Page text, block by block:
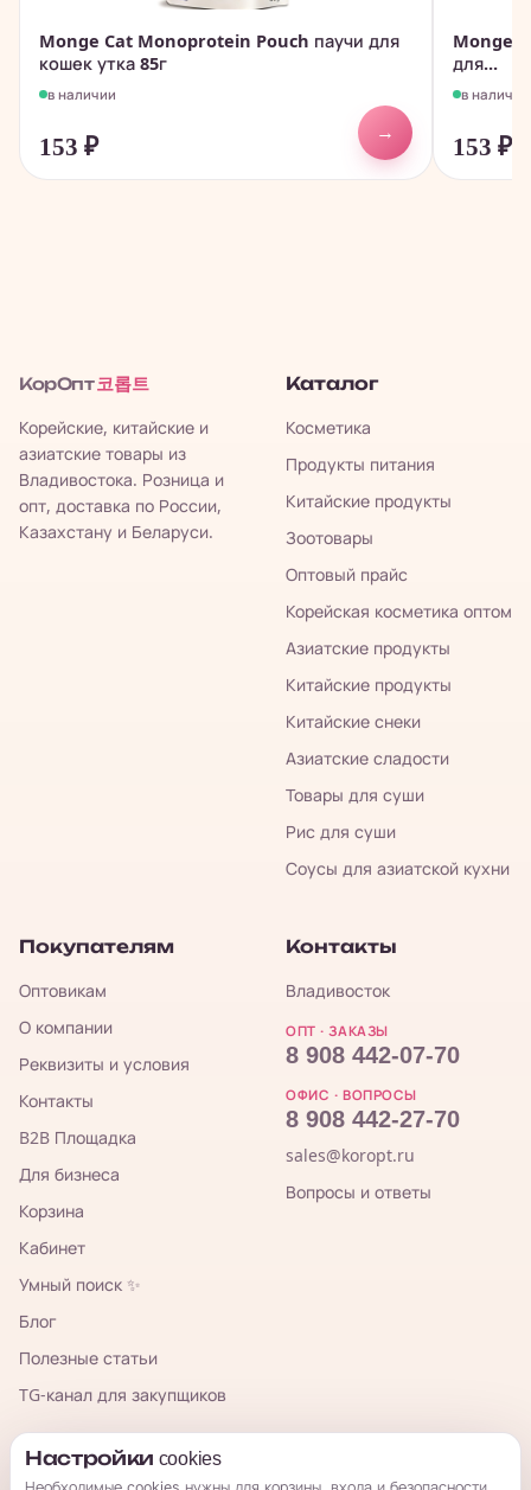
Monge Cat Monoprotein Pouch паучи для
кошек утка 85г
в наличии
153 ₽
→
Monge
для...
в наличии
153₽
КорОпт 코롭트
Корейские, китайские и
азиатские товары из
Владивостока. Розница и
опт, доставка по России,
Казахстану и Беларуси.
Каталог
Косметика
Продукты питания
Китайские продукты
Зоотовары
Оптовый прайс
Корейская косметика оптом
Азиатские продукты
Китайские продукты
Китайские снеки
Азиатские сладости
Товары для суши
Рис для суши
Соусы для азиатской кухни
Покупателям
Оптовикам
О компании
Реквизиты и условия
Контакты
B2B Площадка
Для бизнеса
Корзина
Кабинет
Умный поиск ✨
Блог
Полезные статьи
TG-канал для закупщиков
Контакты
Владивосток
ОПТ · ЗАКАЗЫ
8 908 442-07-70
ОФИС · ВОПРОСЫ
8 908 442-27-70
sales@koropt.ru
Вопросы и ответы
Настройки cookies
Необходимые cookies нужны для корзины, входа и безопасности.